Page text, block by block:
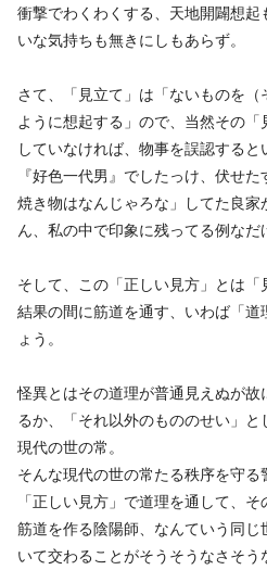
衝撃でわくわくする、天地開闢想
いな気持ちも無きにしもあらず。
さて、「見立て」は「ないものを
ように想起する」ので、当然その
していなければ、物事を誤認する
『好色一代男』でしたっけ、伏せ
焼き物はなんじゃろな」してた良家
ん、私の中で印象に残ってる例なだ
そして、この「正しい見方」とは
結果の間に筋道を通す、いわば「
ょう。
怪異とはその道理が普通見えぬが
るか、「それ以外のもののせい」
現代の世の常。
そんな現代の世の常たる秩序を守
「正しい見方」で道理を通して、
筋道を作る陰陽師、なんていう同
いて交わることがそうそうなさそ